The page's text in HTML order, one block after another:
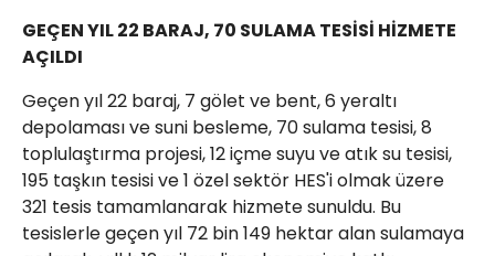
GEÇEN YIL 22 BARAJ, 70 SULAMA TESİSİ HİZMETE
AÇILDI
Geçen yıl 22 baraj, 7 gölet ve bent, 6 yeraltı
depolaması ve suni besleme, 70 sulama tesisi, 8
toplulaştırma projesi, 12 içme suyu ve atık su tesisi,
195 taşkın tesisi ve 1 özel sektör HES'i olmak üzere
321 tesis tamamlanarak hizmete sunuldu. Bu
tesislerle geçen yıl 72 bin 149 hektar alan sulamaya